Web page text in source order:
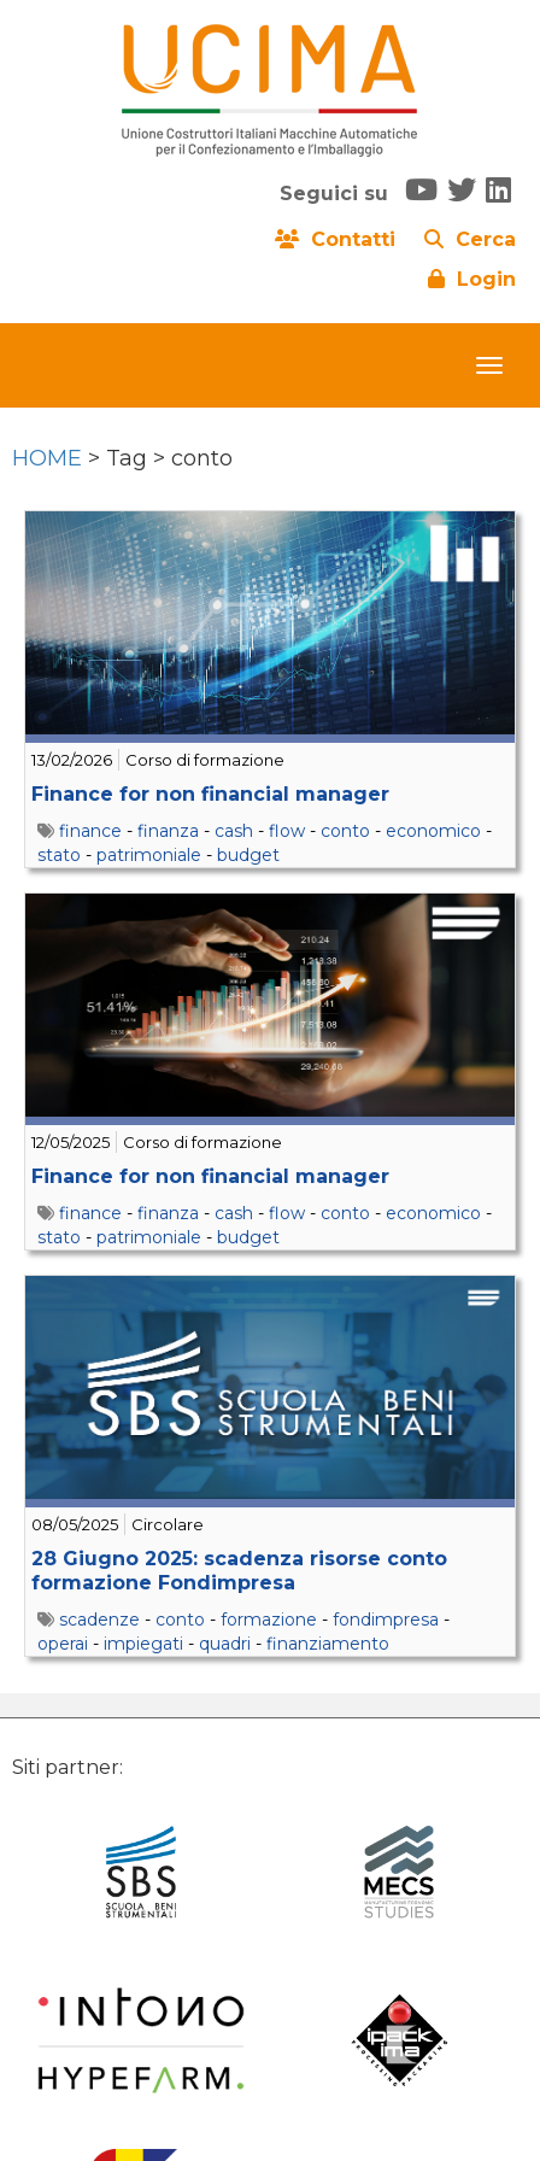
Seguici su
Contatti
Cerca
Login
HOME > Tag > conto
13/02/2026 Corso di formazione
Finance for non financial manager
finance - finanza - cash - flow - conto - economico -
stato - patrimoniale - budget
12/05/2025 Corso di formazione
Finance for non financial manager
finance - finanza - cash - flow - conto - economico -
stato - patrimoniale - budget
08/05/2025 Circolare
28 Giugno 2025: scadenza risorse conto
formazione Fondimpresa
scadenze - conto - formazione - fondimpresa -
operai - impiegati - quadri - finanziamento
Siti partner: